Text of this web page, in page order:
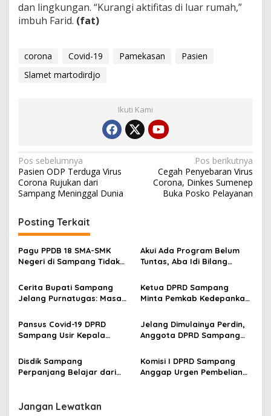
dan lingkungan. “Kurangi aktifitas di luar rumah,”
imbuh Farid. (fat)
corona Covid-19 Pamekasan
Pasien
Slamet martodirdjo
Ikuti Kami
Navigasi
pos
Pos sebelumnya
Pasien ODP Terduga Virus
Corona Rujukan dari
Sampang Meninggal Dunia
Pos berikutnya
Cegah Penyebaran Virus
Corona, Dinkes Sumenep
Buka Posko Pelayanan
Posting Terkait
Pagu PPDB 18 SMA-SMK
Negeri di Sampang Tidak
Akui Ada Program Belum
Tuntas, Aba Idi Bilang
Jilid II
Cerita Bupati Sampang
Jelang Purnatugas: Masa
hingga Bangun Alun-Alun
Trunojoyo dan JLS
Ketua DPRD Sampang
Minta Pemkab Kedepankan
Prokes
Pansus Covid-19 DPRD
Sampang Usir Kepala
Jelang Dimulainya Perdin,
Anggota DPRD Sampang
Disdik Sampang
Perpanjang Belajar dari
Komisi I DPRD Sampang
Anggap Urgen Pembelian
Jangan Lewatkan